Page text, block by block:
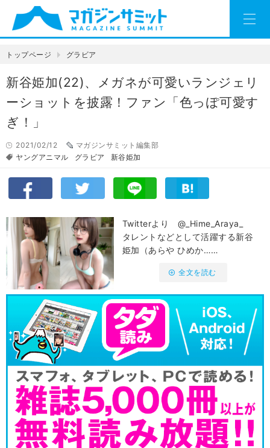
トップページ グラビア
新谷姫加(22)、メガネが可愛いランジェリ
ーショットを披露！ファン「色っぽ可愛す
ぎ！」
2021/02/12
マガジンサミット編集部
ヤングアニマル
グラビア 新谷姫加
Twitterより @_Hime_Araya_
タレントなどとして活躍する新谷
姫加（あらや ひめか……
全文を読む